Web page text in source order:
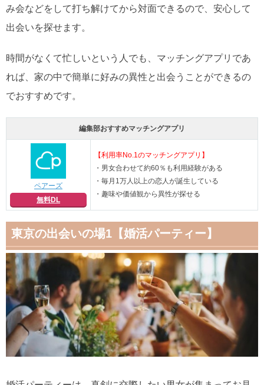
み会などをして打ち解けてから対面できるので、安心して
出会いを探せます。
時間がなくて忙しいという人でも、マッチングアプリであ
れば、家の中で簡単に好みの異性と出会うことができるの
でおすすめです。
編集部おすすめマッチングアプリ
ペアーズ
無料DL
【利用率No.1のマッチングアプリ】
・男女合わせて約60％も利用経験がある
・毎月1万人以上の恋人が誕生している
・趣味や価値観から異性が探せる
東京の出会いの場1【婚活パーティー】